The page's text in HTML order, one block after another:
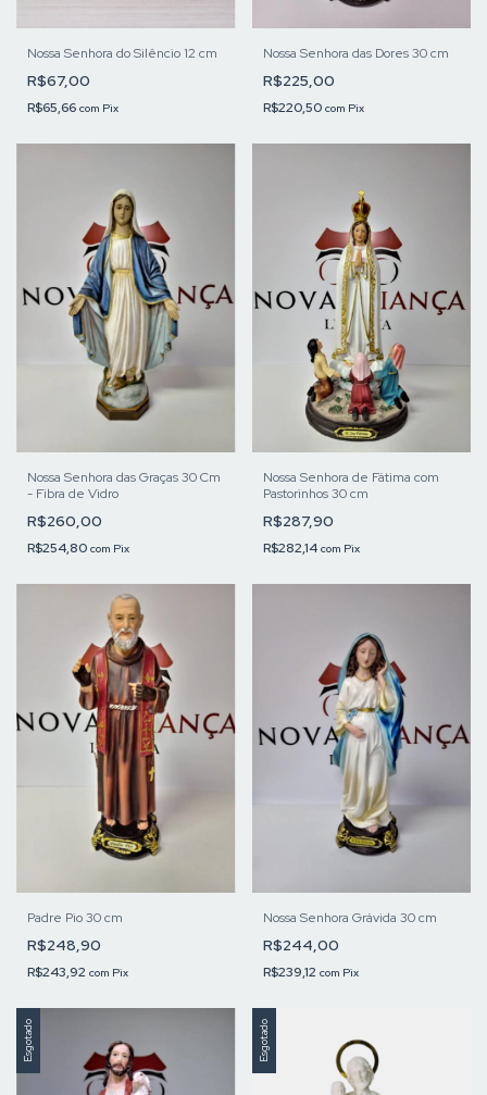
Nossa Senhora do Silêncio 12 cm
R$67,00
R$65,66 com Pix
Nossa Senhora das Dores 30 cm
R$225,00
R$220,50 com Pix
Nossa Senhora das Graças 30 Cm
- Fibra de Vidro
R$260,00
R$254,80 com Pix
Nossa Senhora de Fátima com
Pastorinhos 30 cm
R$287,90
R$282,14 com Pix
Padre Pio 30 cm
R$248,90
R$243,92 com Pix
Nossa Senhora Grávida 30 cm
R$244,00
R$239,12 com Pix
Esgotado Esgotado